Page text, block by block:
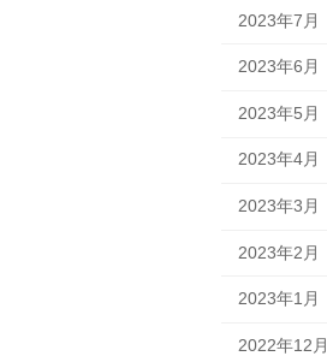
2023年7月
2023年6月
2023年5月
2023年4月
2023年3月
2023年2月
2023年1月
2022年12月